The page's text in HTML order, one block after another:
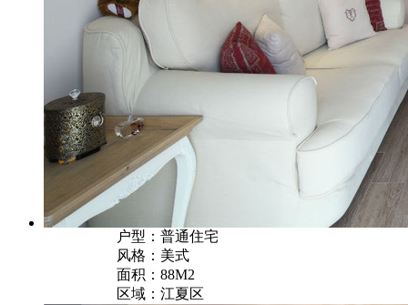
户型：普通住宅
风格：美式
面积：88M2
区域：江夏区